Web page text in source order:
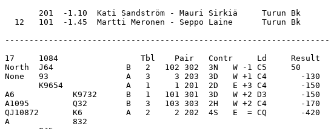
       201  -1.10  Kati Sandström - Mauri Sirkiä     Turun Bk